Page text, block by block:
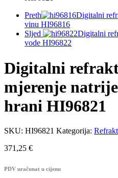
Preth
Digitalni
vinu HI96816
Sljed
Digitalni
vode HI96822
Digitalni
mjerenje
hrani HI96821
SKU: HI96821 Kategorija:
371,25 €
PDV uračunat u cijenu